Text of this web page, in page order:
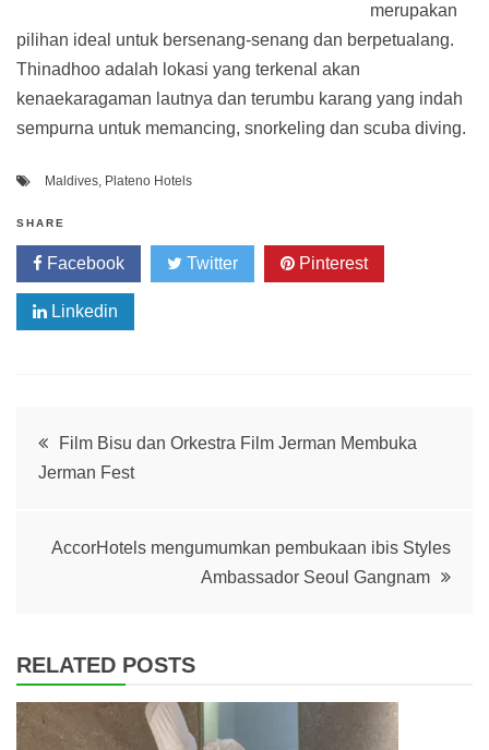
merupakan
pilihan ideal untuk bersenang-senang dan berpetualang.
Thinadhoo adalah lokasi yang terkenal akan
kenaekaragaman lautnya dan terumbu karang yang indah
sempurna untuk memancing, snorkeling dan scuba diving.
Maldives, Plateno Hotels
SHARE
Facebook Twitter Pinterest
Linkedin
PostFilm Bisu dan Orkestra Film Jerman Membuka
Jerman Fest
AccorHotels mengumumkan pembukaan ibis Styles
Ambassador Seoul Gangnam
RELATED POSTS